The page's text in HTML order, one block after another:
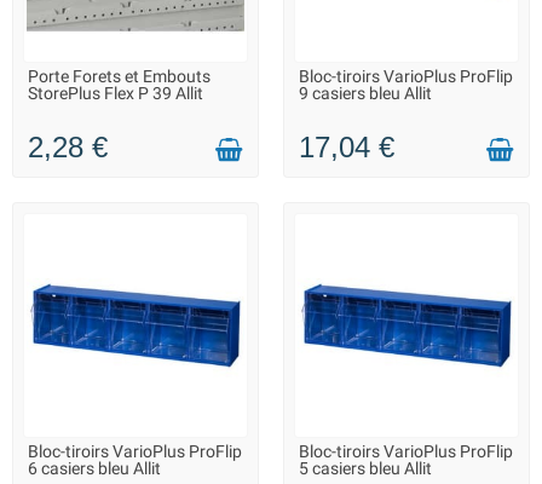
FIN DE SÉRIE : QUANTITÉ
MAX. DISPONIBLE
Porte Forets et Embouts
StorePlus Flex P 39 Allit
2,28 €
LIVRAISON 2 À 3 JOURS
Bloc-tiroirs VarioPlus ProFlip
9 casiers bleu Allit
17,04 €
LIVRAISON 2 À 3 JOURS
Bloc-tiroirs VarioPlus ProFlip
6 casiers bleu Allit
EN STOCK DANS 7 JOURS -
VOUS POUVEZ COMMANDER
Bloc-tiroirs VarioPlus ProFlip
5 casiers bleu Allit